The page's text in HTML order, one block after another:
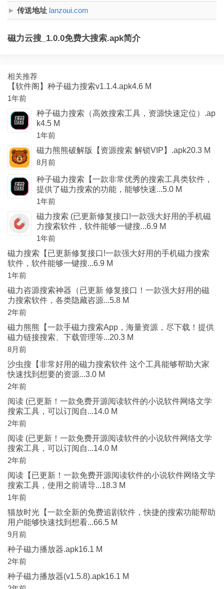
传送地址 lanzoui.com
磁力云搜_1.0.0免费大搜索.apk简介
相关推荐
【软件阁】种子磁力搜索v1.1.4.apk4.6 M
1年前
种子磁力搜索（高效搜索工具，资源快速定位）.ap
k4.5 M
1年前
磁力熊熊破解版【资源搜索 解锁VIP】.apk20.3 M
8月前
种子磁力搜索【一款非常优秀的搜索工具类软件，
提供了磁力搜索的功能，能够快速...5.0 M
1年前
磁力搜索 (已更新修复接口!一款强大好用的手机磁
力搜索软件，软件能够一键搜...6.9 M
1年前
磁力搜索【已更新修复接口!一款强大好用的手机磁力搜索
软件，软件能够一键搜...6.9 M
1年前
磁力咨源搜索神器（已更新 修复接口！一款强大好用的磁
力搜索软件，各类隐藏咨源...5.8 M
2年前
磁力熊熊【一款手磁力搜索App，海量资源，尽下载！提供
磁力链接搜索、下载管理等...20.3 M
8月前
沙虫搜【非常好用的磁力搜索软件 这个工具能够帮助大家
快速找到想要的资源...3.0 M
2年前
阅读 (已更新！一款免费开源阅读软件的小说软件网络文学
搜索工具，可以订阅自...14.0 M
2年前
阅读 (已更新！一款免费开源阅读软件的小说软件网络文学
搜索工具，可以订阅自...14.0 M
2年前
阅读【已更新！一款免费开源阅读软件的小说软件网络文学
搜索工具，使用之前请导...18.3 M
1年前
猫放时光【一款全新的免费追剧软件，快捷的搜索功能帮助
用户能够快速找到想看...66.5 M
9月前
种子磁力播放器.apk16.1 M
2年前
种子磁力播放器(v1.5.8).apk16.1 M